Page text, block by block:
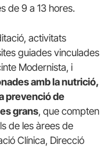
de 9 a 13 hores.
activitats
guiades vinculades
Modernista, i
amb la nutrició,
prevenció de
grans, que compten
de les àrees de
Clínica, Direcció